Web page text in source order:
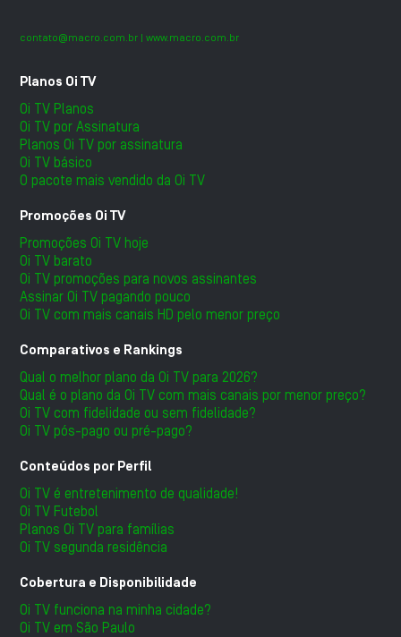
contato@macro.com.br | www.macro.com.br
Planos Oi TV
Oi TV Planos
Oi TV por Assinatura
Planos Oi TV por assinatura
Oi TV básico
O pacote mais vendido da Oi TV
Promoções Oi TV
Promoções Oi TV hoje
Oi TV barato
Oi TV promoções para novos assinantes
Assinar Oi TV pagando pouco
Oi TV com mais canais HD pelo menor preço
Comparativos e Rankings
Qual o melhor plano da Oi TV para 2026?
Qual é o plano da Oi TV com mais canais por menor preço?
Oi TV com fidelidade ou sem fidelidade?
Oi TV pós-pago ou pré-pago?
Conteúdos por Perfil
Oi TV é entretenimento de qualidade!
Oi TV Futebol
Planos Oi TV para famílias
Oi TV segunda residência
Cobertura e Disponibilidade
Oi TV funciona na minha cidade?
Oi TV em São Paulo